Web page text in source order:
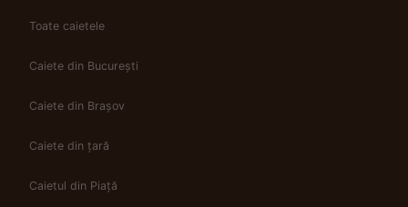
Toate caietele
Caiete din București
Caiete din Brașov
Caiete din țară
Caietul din Piață